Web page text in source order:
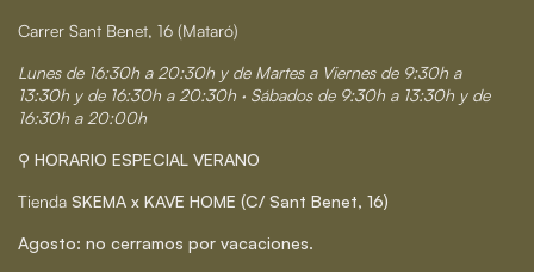
Carrer Sant Benet, 16 (Mataró)
Lunes de 16:30h a 20:30h y de Martes a Viernes de 9:30h a
13:30h y de 16:30h a 20:30h · Sábados de 9:30h a 13:30h y de
16:30h a 20:00h
⚲ HORARIO ESPECIAL VERANO
Tienda SKEMA x KAVE HOME (C/ Sant Benet, 16)
Agosto: no cerramos por vacaciones.